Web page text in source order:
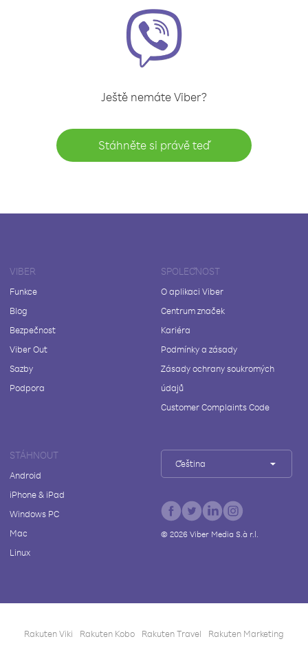
Ještě nemáte Viber?
Stáhněte si právě teď
VIBER
Funkce
Blog
Bezpečnost
Viber Out
Sazby
Podpora
SPOLEČNOST
O aplikaci Viber
Centrum značek
Kariéra
Podmínky a zásady
Zásady ochrany soukromých
údajů
Customer Complaints Code
STÁHNOUT
Android
iPhone & iPad
Windows PC
Mac
Linux
Čeština
© 2026Viber Media S.à r.l.
Rakuten Viki Rakuten Kobo Rakuten Travel Rakuten Marketing